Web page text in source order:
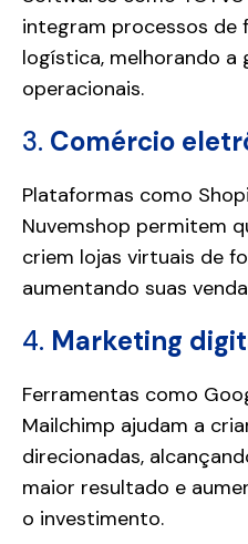
integram processos de
logística, melhorando a
operacionais.
3. Comércio
Plataformas como
Nuvemshop permitem
criem lojas virtuais de
aumentando suas
4. Marketing
Ferramentas como
Mailchimp ajudam a
direcionadas,
maior resultado e
o investimento.